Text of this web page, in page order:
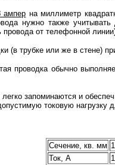
ампер на миллиметр
нужно также
провода от телефонной
или же в стене)
обычно
и
токовую
Сечение, кв. мм
Ток, А